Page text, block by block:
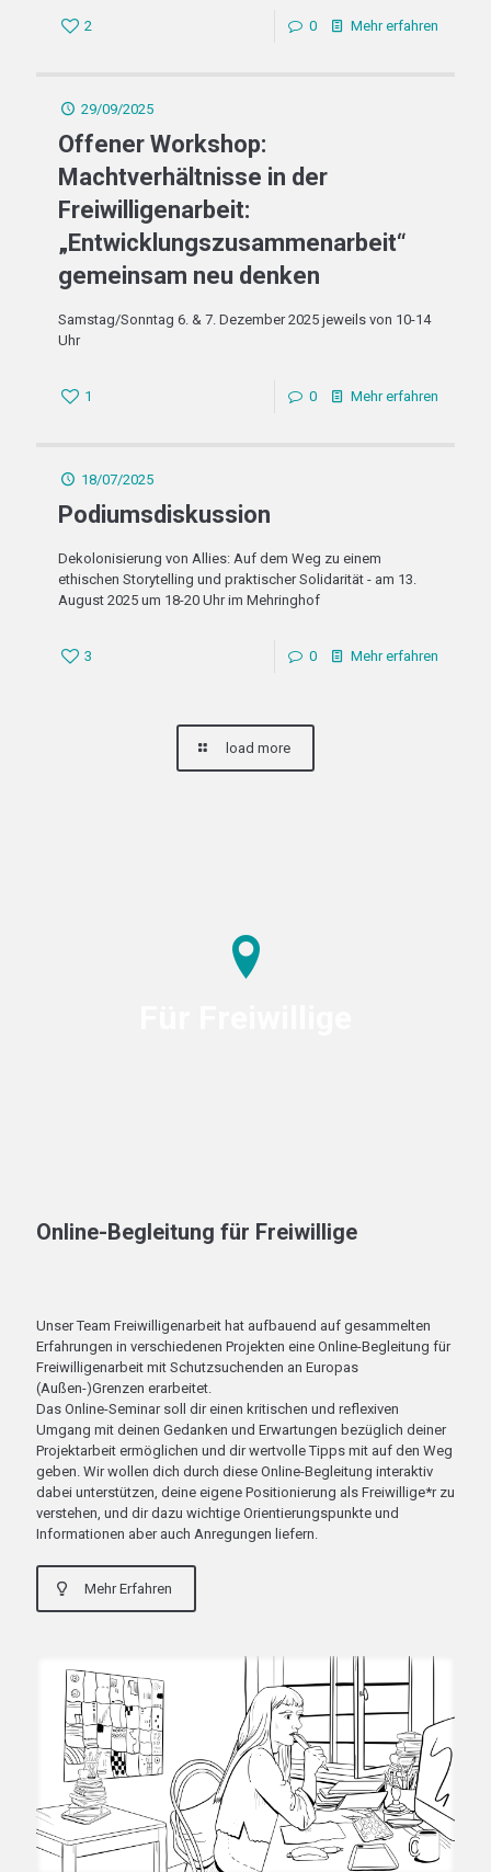
2 0 Mehr erfahren
29/09/2025
Offener Workshop:
Machtverhältnisse in der
Freiwilligenarbeit:
„Entwicklungszusammenarbeit“
gemeinsam neu denken
Samstag/Sonntag 6. & 7. Dezember 2025 jeweils von 10-14
Uhr
1 0 Mehr erfahren
18/07/2025
Podiumsdiskussion
Dekolonisierung von Allies: Auf dem Weg zu einem
ethischen Storytelling und praktischer Solidarität - am 13.
August 2025 um 18-20 Uhr im Mehringhof
3 0 Mehr erfahren
load more
Online-Begleitung für Freiwillige
Unser Team Freiwilligenarbeit hat aufbauend auf gesammelten
Erfahrungen in verschiedenen Projekten eine Online-Begleitung für
Freiwilligenarbeit mit Schutzsuchenden an Europas
(Außen-)Grenzen erarbeitet.
Das Online-Seminar soll dir einen kritischen und reflexiven
Umgang mit deinen Gedanken und Erwartungen bezüglich deiner
Projektarbeit ermöglichen und dir wertvolle Tipps mit auf den Weg
geben. Wir wollen dich durch diese Online-Begleitung interaktiv
dabei unterstützen, deine eigene Positionierung als Freiwillige*r zu
verstehen, und dir dazu wichtige Orientierungspunkte und
Informationen aber auch Anregungen liefern.
Mehr Erfahren